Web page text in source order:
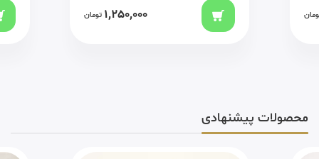
1,250,000 تومان
محصولات پیشنهادی